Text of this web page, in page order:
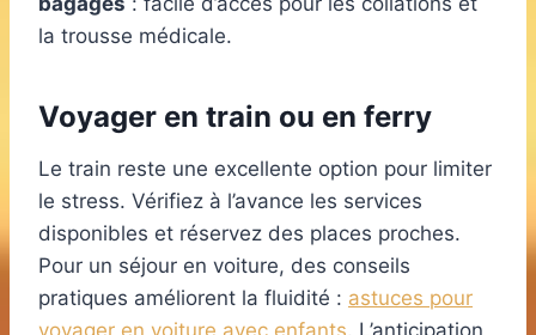
la trousse médicale.
Voyager en train ou en ferry
Le train reste une excellente option pour limiter
le stress. Vérifiez à l’avance les services
disponibles et réservez des places proches.
Pour un séjour en voiture, des conseils
pratiques améliorent la fluidité : astuces pour